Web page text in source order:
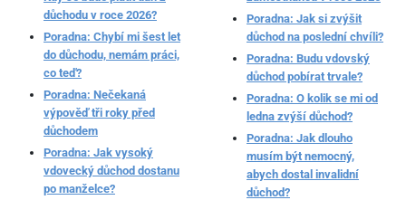
důchodu v roce 2026?
Poradna: Chybí mi šest let
do důchodu, nemám práci,
co teď?
Poradna: Nečekaná
výpověď tři roky před
důchodem
Poradna: Jak vysoký
vdovecký důchod dostanu
po manželce?
Poradna: Jak si zvýšit
důchod na poslední chvíli?
Poradna: Budu vdovský
důchod pobírat trvale?
Poradna: O kolik se mi od
ledna zvýší důchod?
Poradna: Jak dlouho
musím být nemocný,
abych dostal invalidní
důchod?